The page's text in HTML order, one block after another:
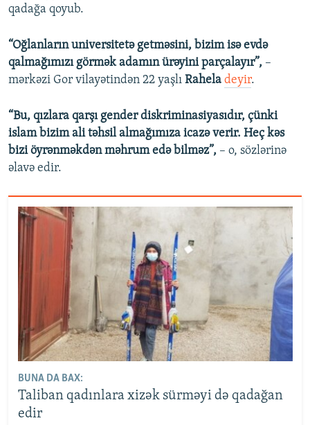
qadağa qoyub.
“Oğlanların universitetə getməsini, bizim isə evdə
qalmağımızı görmək adamın ürəyini parçalayır”, –
mərkəzi Gor vilayətindən 22 yaşlı Rahela deyir.
“Bu, qızlara qarşı gender diskriminasiyasıdır, çünki
islam bizim ali təhsil almağımıza icazə verir. Heç kəs
bizi öyrənməkdən məhrum edə bilməz”, – o, sözlərinə
əlavə edir.
BUNA DA BAX:
Taliban qadınlara xizək sürməyi də qadağan
edir